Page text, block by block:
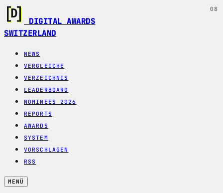
DIGITAL AWARDS
SWITZERLAND
NEWS
VERGLEICHE
VERZEICHNIS
LEADERBOARD
NOMINEES 2026
REPORTS
AWARDS
SYSTEM
VORSCHLAGEN
RSS
MENÜ
08